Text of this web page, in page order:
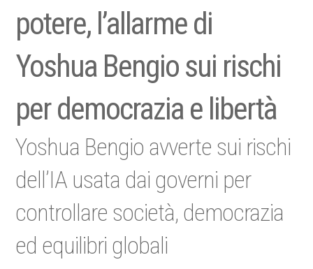
potere, l’allarme di
Yoshua Bengio sui rischi
per democrazia e libertà
Yoshua Bengio avverte sui rischi
dell’IA usata dai governi per
controllare società, democrazia
ed equilibri globali